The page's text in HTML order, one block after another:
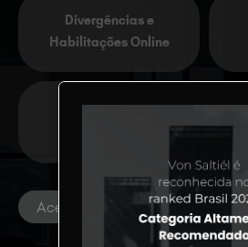
Acesso rápido
Divergências e
Habilitações Online